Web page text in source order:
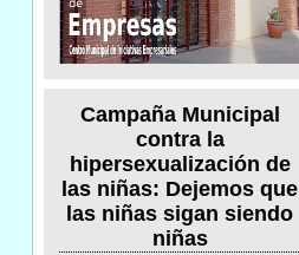
Campaña Municipal
contra la
hipersexualización de
las niñas: Dejemos que
las niñas sigan siendo
niñas